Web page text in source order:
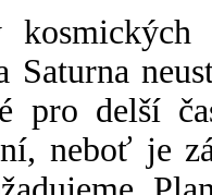
Saturna
pro delší
neboť je